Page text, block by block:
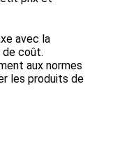
avec la
coût.
aux normes
les produits de